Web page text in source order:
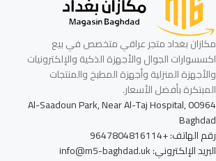
مكازان بغداد متجر عراقي متخصص في بيع
اكسسوارات الجوال والأجهزة الذكية والإلكترونيات
والأجهزة المنزلية وأجهزة المطبخ والمنتجات
المبتكرة بأفضل الأسعار.
Al-Saadoun Park, Near Al-Taj Hospital, 00964
Baghdad
رقم الهاتف: +9647804816114
البريد الإلكتروني: info@m5-baghdad.uk